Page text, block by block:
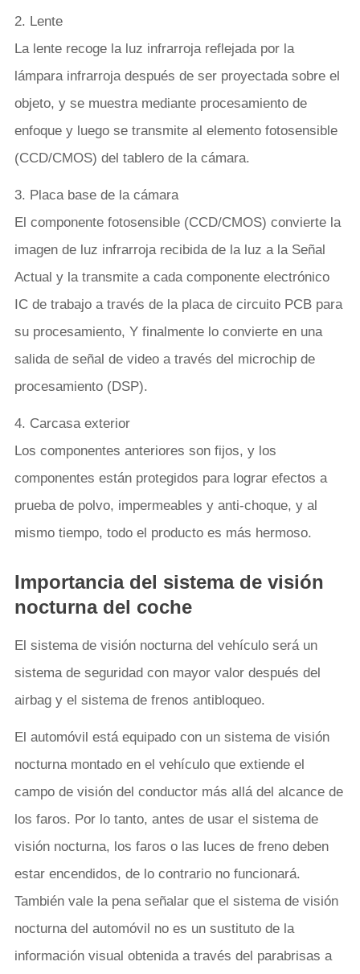
2. Lente
La lente recoge la luz infrarroja reflejada por la
lámpara infrarroja después de ser proyectada sobre el
objeto, y se muestra mediante procesamiento de
enfoque y luego se transmite al elemento fotosensible
(CCD/CMOS) del tablero de la cámara.
3. Placa base de la cámara
El componente fotosensible (CCD/CMOS) convierte la
imagen de luz infrarroja recibida de la luz a la Señal
Actual y la transmite a cada componente electrónico
IC de trabajo a través de la placa de circuito PCB para
su procesamiento, Y finalmente lo convierte en una
salida de señal de video a través del microchip de
procesamiento (DSP).
4. Carcasa exterior
Los componentes anteriores son fijos, y los
componentes están protegidos para lograr efectos a
prueba de polvo, impermeables y anti-choque, y al
mismo tiempo, todo el producto es más hermoso.
Importancia del sistema de visión
nocturna del coche
El sistema de visión nocturna del vehículo será un
sistema de seguridad con mayor valor después del
airbag y el sistema de frenos antibloqueo.
El automóvil está equipado con un sistema de visión
nocturna montado en el vehículo que extiende el
campo de visión del conductor más allá del alcance de
los faros. Por lo tanto, antes de usar el sistema de
visión nocturna, los faros o las luces de freno deben
estar encendidos, de lo contrario no funcionará.
También vale la pena señalar que el sistema de visión
nocturna del automóvil no es un sustituto de la
información visual obtenida a través del parabrisas a